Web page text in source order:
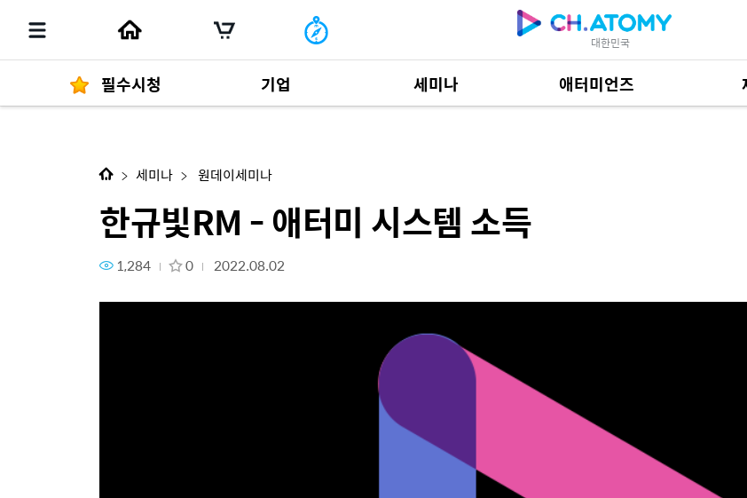
대한민국
필수시청 기업
경영자 메세지
세미나 애터미언즈
제품 자
한규빛RM - 애터미 시스템 소득
세미나 원데이세미나
한규빛RM - 애터미 시스템 소득
1,284 0 2022.08.02